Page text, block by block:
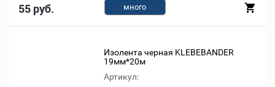
55 руб. много
Изолента черная KLEBEBANDER
19мм*20м
Артикул: